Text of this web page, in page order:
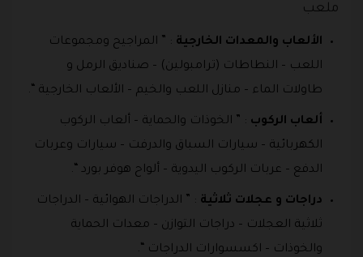
ملعب
الألعاب والمعدات الخارجية : ” المراجيح ومجموعات
اللعب – النطاطات (ترامبولين) – صناديق الرمل و
طاولات الماء – منازل اللعب والخيم – الألعاب الخارجية “.
ألعاب الركوب : ” الخوذات والحماية – ألعاب الركوب
الكهربائية – سيارات السباق والدرفت – سيارات وعربات
الدفع – عربات الركوب اليدوية – ألواح هوفر بورد “.
دراجات و عجلات ثلاثية : ” الدراجات الهوائية – الدراجات
ثلاثية العجلات – دراجات التوازن – معدات الحماية
والخوذات – اكسسوارات الدراجات “.